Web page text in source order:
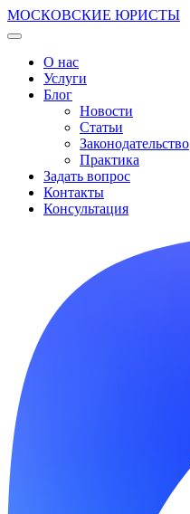
МОСКОВСКИЕ ЮРИСТЫ
О нас
Услуги
Блог
Новости
Статьи
Законодательство
Практика
Задать вопрос
Контакты
Консультация